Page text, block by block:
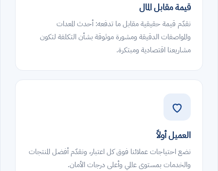
قيمة مقابل المال
نقدّم قيمة حقيقية مقابل ما تدفعه: أحدث المعدات
والمواصفات الدقيقة ومشورة موثوقة بشأن التكلفة لتكون
مشاريعنا اقتصادية ومبتكرة.
العميل أولاً
نضع احتياجات عملائنا فوق كل اعتبار، ونقدّم أفضل المنتجات
والخدمات بمستوى عالمي وأعلى درجات الأمان.